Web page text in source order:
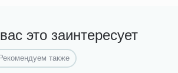
это заинтересует
Рекомендуем также